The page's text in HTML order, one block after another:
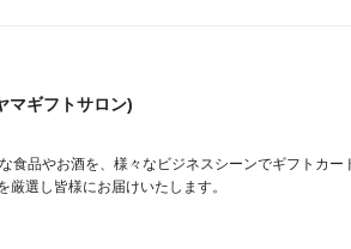
マギフトサロン)
食品やお酒を、様々なビジネスシーンでギフトカー
選し皆様にお届けいたします。